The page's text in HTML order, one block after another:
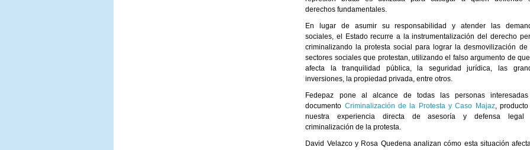
derechos fundamentales.
En lugar de asumir su responsabilidady atender las
sociales,el Estadorecurre a la instrumentalización del derecho
criminalizando la protesta socialpara lograr la desmovilización de
sectores sociales que protestan, utilizando el falsoargumento de
afecta la tranquilidad pública, la seguridad jurídica, las
inversiones, la propiedad privada, entre otros.
Fedepaz pone al alcance de todas las personas
documento Criminalización de la Protesta y Caso Majaz,
nuestra experiencia directa de asesoría y defensa legal
criminalización de la protesta.
David Velazco y Rosa Quedena analizan cómo esta situación